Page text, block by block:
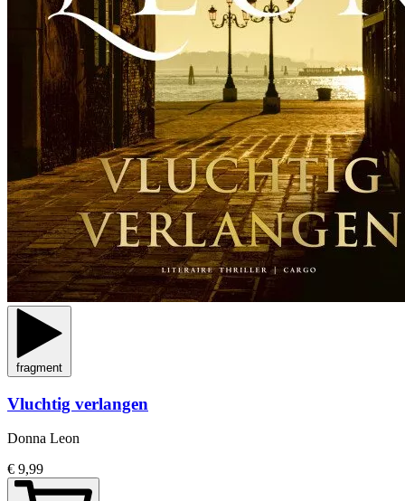
fragment
Vluchtig verlangen
Donna Leon
€ 9,99